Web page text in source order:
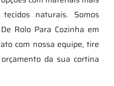
naturais. Somos
Rolo Para Cozinha em
com nossa equipe, tire
da sua cortina